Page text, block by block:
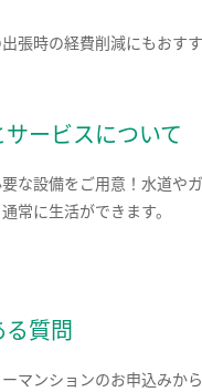
張時の経費削減にもおすす
ービスについて
な設備をご用意！水道や
常に生活ができます。
る質問
マンションのお申込みか